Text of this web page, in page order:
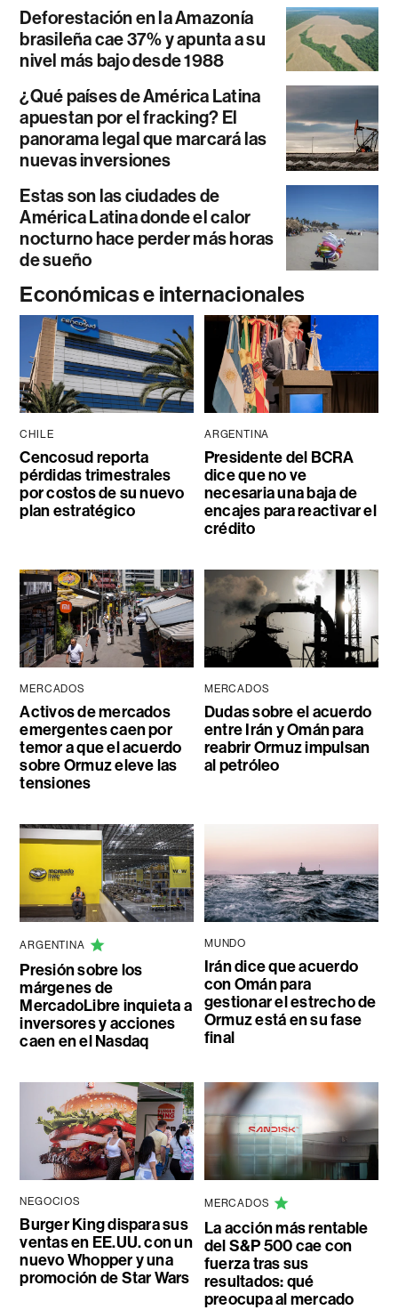
Deforestación en la Amazonía
brasileña cae 37% y apunta a su
nivel más bajo desde 1988
¿Qué países de América Latina
apuestan por el fracking? El
panorama legal que marcará las
nuevas inversiones
Estas son las ciudades de
América Latina donde el calor
nocturno hace perder más horas
de sueño
Económicas e internacionales
CHILE
Cencosud reporta
pérdidas trimestrales
por costos de su nuevo
plan estratégico
ARGENTINA
Presidente del BCRA
dice que no ve
necesaria una baja de
encajes para reactivar el
crédito
MERCADOS
Activos de mercados
emergentes caen por
temor a que el acuerdo
sobre Ormuz eleve las
tensiones
MERCADOS
Dudas sobre el acuerdo
entre Irán y Omán para
reabrir Ormuz impulsan
al petróleo
ARGENTINA
Presión sobre los
márgenes de
MercadoLibre inquieta a
inversores y acciones
caen en el Nasdaq
MUNDO
Irán dice que acuerdo
con Omán para
gestionar el estrecho de
Ormuz está en su fase
final
NEGOCIOS
Burger King dispara sus
ventas en EE.UU. con un
nuevo Whopper y una
promoción de Star Wars
MERCADOS
La acción más rentable
del S&P 500 cae con
fuerza tras sus
resultados: qué
preocupa al mercado